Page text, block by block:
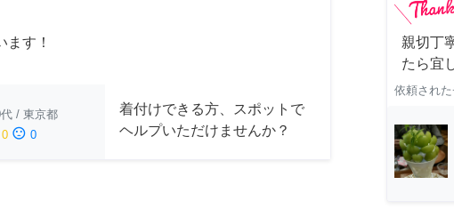
ます！
/ 東京都
0 sentiment_dissatisfied 0
着付けできる方、スポットで
ヘルプいただけませんか？
親切丁
たら宜
依頼された